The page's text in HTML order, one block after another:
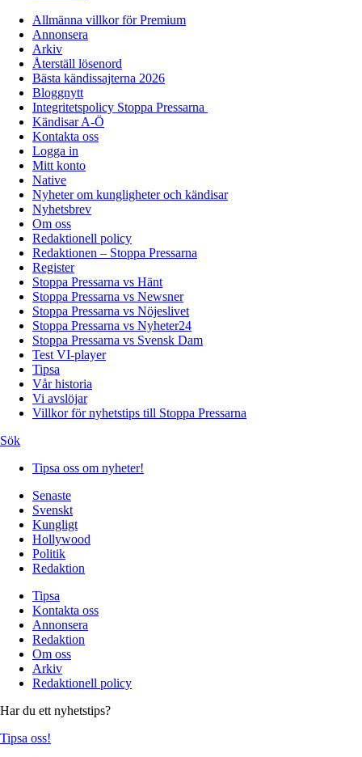
Allmänna villkor för Premium
Annonsera
Arkiv
Återställ lösenord
Bästa kändissajterna 2026
Bloggnytt
Integritetspolicy Stoppa Pressarna
Kändisar A-Ö
Kontakta oss
Logga in
Mitt konto
Native
Nyheter om kungligheter och kändisar
Nyhetsbrev
Om oss
Redaktionell policy
Redaktionen – Stoppa Pressarna
Register
Stoppa Pressarna vs Hänt
Stoppa Pressarna vs Newsner
Stoppa Pressarna vs Nöjeslivet
Stoppa Pressarna vs Nyheter24
Stoppa Pressarna vs Svensk Dam
Test VI-player
Tipsa
Vår historia
Vi avslöjar
Villkor för nyhetstips till Stoppa Pressarna
Sök
Tipsa oss om nyheter!
Senaste
Svenskt
Kungligt
Hollywood
Politik
Redaktion
Tipsa
Kontakta oss
Annonsera
Redaktion
Om oss
Arkiv
Redaktionell policy
Har du ett nyhetstips?
Tipsa oss!